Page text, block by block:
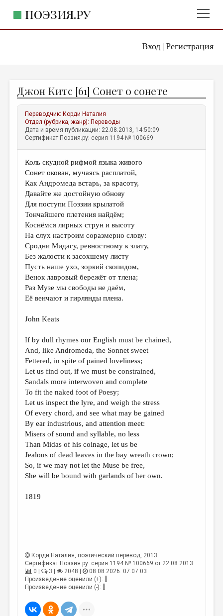
Вход| Регистрация
ПОЭЗИЯ.РУ
ЖАНРЫ
АВТОРЫ
КОММЕНТАРИИ
ЛИТСАЛОН
НОВОСТИ
ПРАВИЛА САЙТА
ОТДЕЛЫ И РУБРИКИ
ИЗБРАННОЕ
ДАЙДЖЕСТ
ПРОИЗВЕДЕНИЯ
ПЕРЕВОДЫ
КОНКУРСЫ
КНИЖНАЯ ПОЛКА
ОБЗОР ЛИТЕРАТУРЫ
СТРАНИЦЫ ПАМЯТИ
ОБЪЯВЛЕНИЯ
КОЛОНКА РЕДАКТОРА
РЕДКОЛЛЕГИЯ
ОТ РЕДАКЦИИ
МАЛАЯ ПРОЗА
ЭССЕИСТИКА
КУЛЬТУРОВЕДЕНИЕ
ЦИКЛЫ ПУБЛИКАЦИЙ
ТРЕДИАКОВСКИЙ
МЕДИА
ВКОНТАКТЕ
Джон Китс [61] Сонет о сонете
Переводчик: Корди Наталия
Отдел (рубрика, жанр): Переводы
Дата и время публикации: 22.08.2013, 14:50:09
Сертификат Поэзия.ру: серия 1194 № 100669
Коль скудной рифмой языка живого
Сонет окован, мучаясь расплатой,
Как Андромеда встарь, за красоту,
Давайте же достойную обнову
Для поступи Поэзии крылатой
Тончайшего плетения найдём;
Коснёмся лирных струн и высоту
На слух настроим соразмерно слову:
Сродни Мидасу, ревностному к злату,
Без жалости к засохшему листу
Пусть наше ухо, зоркий скопидом,
Венок лавровый бережёт от тлена;
Раз Музе мы свободы не даём,
Её венчают и гирлянды плена.
John Keats
If by dull rhymes our English must be chained,
And, like Andromeda, the Sonnet sweet
Fettered, in spite of pained loveliness;
Let us find out, if we must be constrained,
Sandals more interwoven and complete
To fit the naked foot of Poesy;
Let us inspect the lyre, and weigh the stress
Of every chord, and see what may be gained
By ear industrious, and attention meet:
Misers of sound and syllable, no less
Than Midas of his coinage, let us be
Jealous of dead leaves in the bay wreath crown;
So, if we may not let the Muse be free,
She will be bound with garlands of her own.
1819
Корди Наталия, поэтический перевод, 2013
Сертификат Поэзия.ру: серия 1194 № 100669 от 22.08.2013
0 |
3 | 2048 |
08.08.2026. 07:07:03
Произведение оценили (+): []
Произведение оценили (-): []